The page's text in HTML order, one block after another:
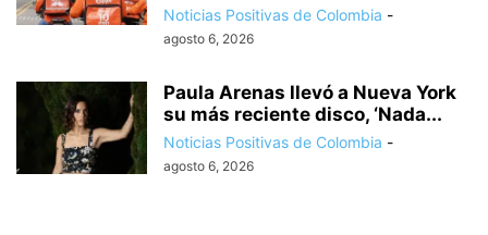
Noticias Positivas de Colombia -
agosto 6, 2026
Paula Arenas llevó a Nueva York
su más reciente disco, ‘Nada...
Noticias Positivas de Colombia -
agosto 6, 2026